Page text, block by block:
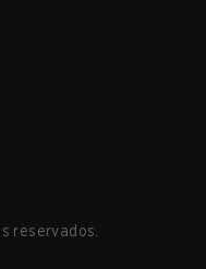
reservados.